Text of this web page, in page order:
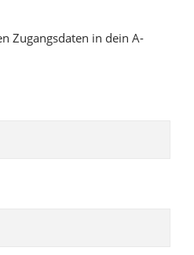
Zugangsdaten in dein A-